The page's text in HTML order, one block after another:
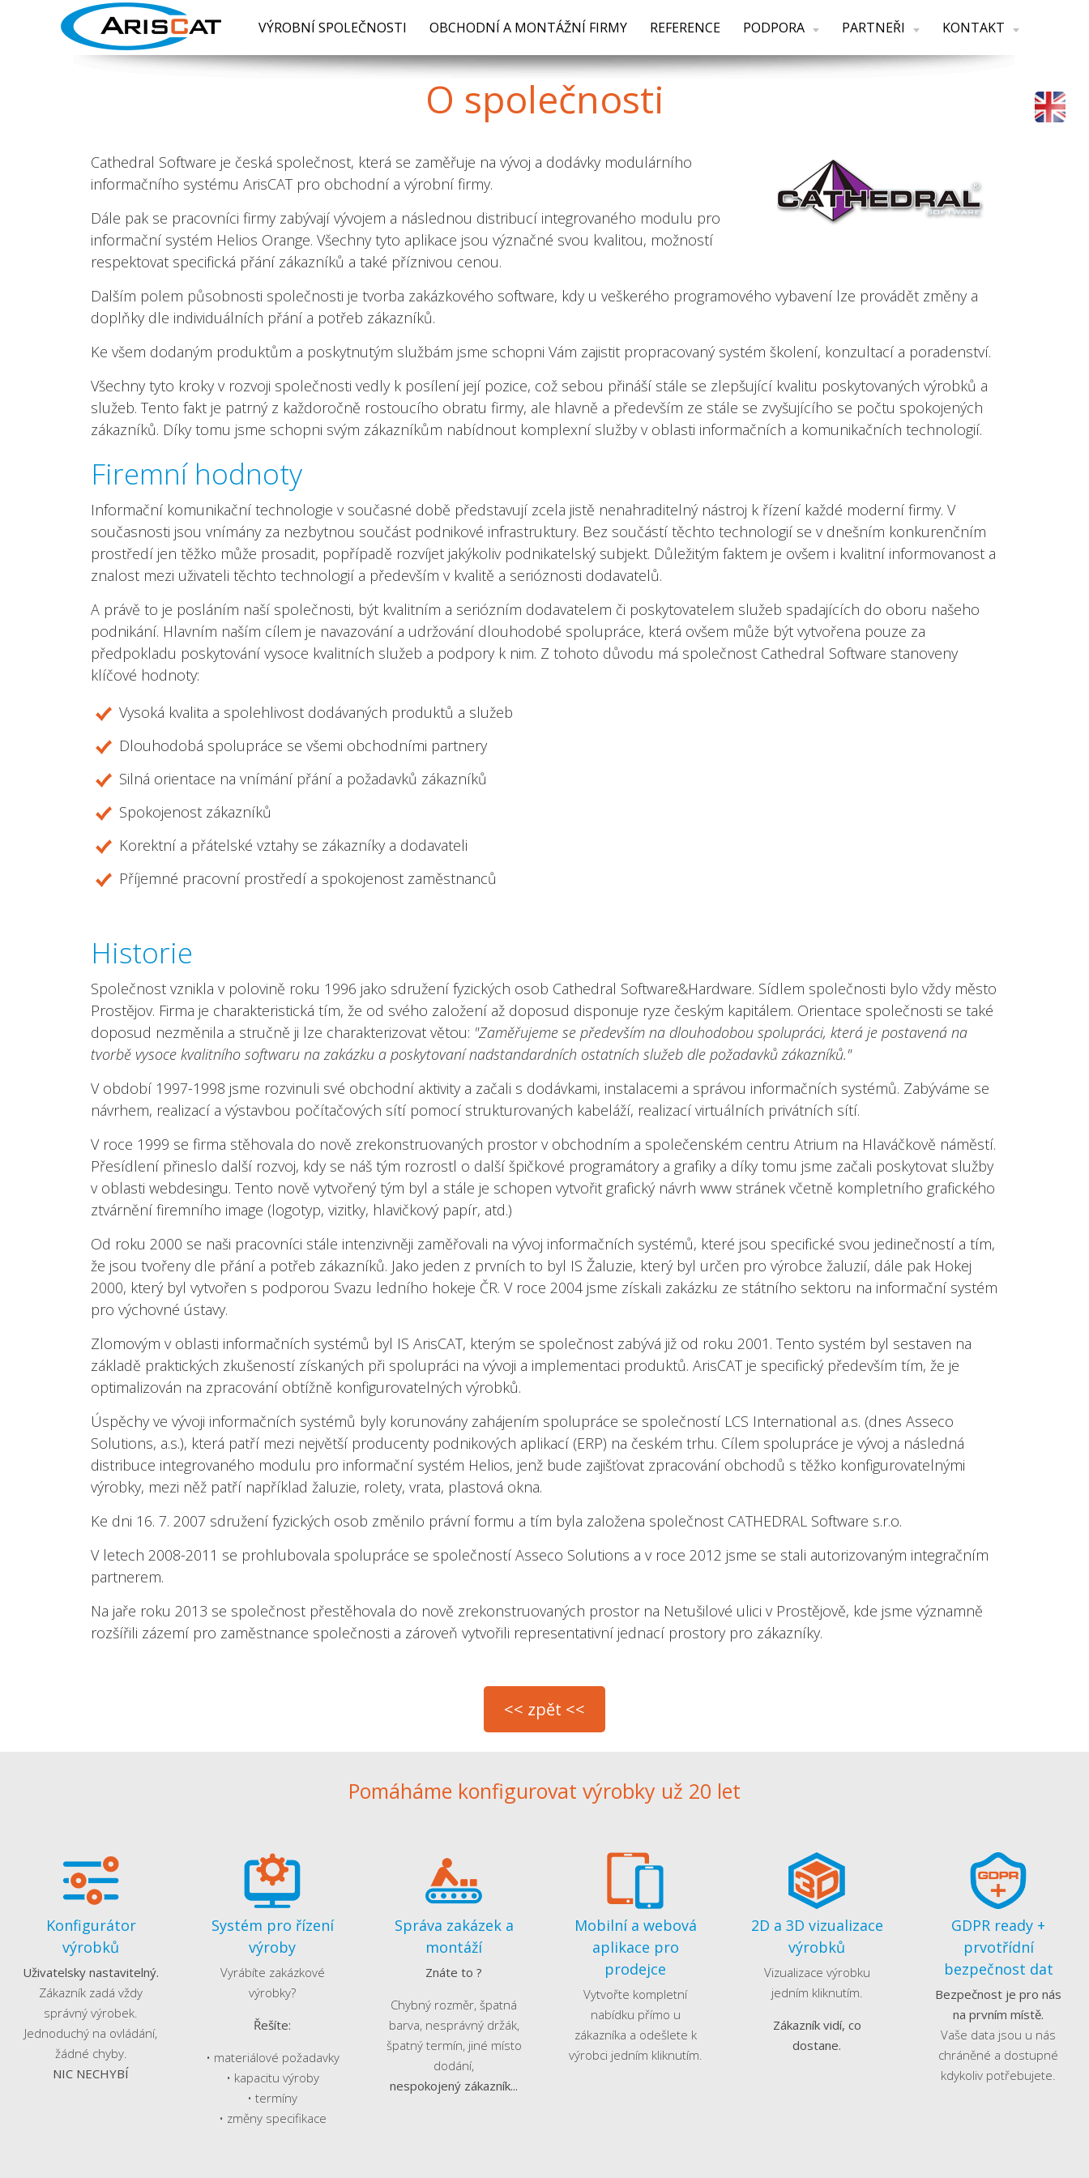
VÝROBNÍ SPOLEČNOSTI OBCHODNÍ A MONTÁŽNÍ FIRMY REFERENCE PODPORA PARTNEŘI KONTAKT
O společnosti
Cathedral Software je česká společnost, která se zaměřuje na vývoj a dodávky modulárního
informačního systému ArisCAT pro obchodní a výrobní firmy.
Dále pak se pracovníci firmy zabývají vývojem a následnou distribucí integrovaného modulu pro
informační systém Helios Orange. Všechny tyto aplikace jsou význačné svou kvalitou, možností
respektovat specifická přání zákazníků a také příznivou cenou.
Dalším polem působnosti společnosti je tvorba zakázkového software, kdy u veškerého programového vybavení lze provádět změny a
doplňky dle individuálních přání a potřeb zákazníků.
Ke všem dodaným produktům a poskytnutým službám jsme schopni Vám zajistit propracovaný systém školení, konzultací a poradenství.
Všechny tyto kroky v rozvoji společnosti vedly k posílení její pozice, což sebou přináší stále se zlepšující kvalitu poskytovaných výrobků a
služeb. Tento fakt je patrný z každoročně rostoucího obratu firmy, ale hlavně a především ze stále se zvyšujícího se počtu spokojených
zákazníků. Díky tomu jsme schopni svým zákazníkům nabídnout komplexní služby v oblasti informačních a komunikačních technologií.
Firemní hodnoty
Informační komunikační technologie v současné době představují zcela jistě nenahraditelný nástroj k řízení každé moderní firmy. V
současnosti jsou vnímány za nezbytnou součást podnikové infrastruktury. Bez součástí těchto technologií se v dnešním konkurenčním
prostředí jen těžko může prosadit, popřípadě rozvíjet jakýkoliv podnikatelský subjekt. Důležitým faktem je ovšem i kvalitní informovanost a
znalost mezi uživateli těchto technologií a především v kvalitě a serióznosti dodavatelů.
A právě to je posláním naší společnosti, být kvalitním a seriózním dodavatelem či poskytovatelem služeb spadajících do oboru našeho
podnikání. Hlavním naším cílem je navazování a udržování dlouhodobé spolupráce, která ovšem může být vytvořena pouze za
předpokladu poskytování vysoce kvalitních služeb a podpory k nim. Z tohoto důvodu má společnost Cathedral Software stanoveny
klíčové hodnoty:
Vysoká kvalita a spolehlivost dodávaných produktů a služeb
Dlouhodobá spolupráce se všemi obchodními partnery
Silná orientace na vnímání přání a požadavků zákazníků
Spokojenost zákazníků
Korektní a přátelské vztahy se zákazníky a dodavateli
Příjemné pracovní prostředí a spokojenost zaměstnanců
Historie
Společnost vznikla v polovině roku 1996 jako sdružení fyzických osob Cathedral Software&Hardware. Sídlem společnosti bylo vždy město
Prostějov. Firma je charakteristická tím, že od svého založení až doposud disponuje ryze českým kapitálem. Orientace společnosti se také
doposud nezměnila a stručně ji lze charakterizovat větou: "Zaměřujeme se především na dlouhodobou spolupráci, která je postavená na
tvorbě vysoce kvalitního softwaru na zakázku a poskytovaní nadstandardních ostatních služeb dle požadavků zákazníků."
V období 1997-1998 jsme rozvinuli své obchodní aktivity a začali s dodávkami, instalacemi a správou informačních systémů. Zabýváme se
návrhem, realizací a výstavbou počítačových sítí pomocí strukturovaných kabeláží, realizací virtuálních privátních sítí.
V roce 1999 se firma stěhovala do nově zrekonstruovaných prostor v obchodním a společenském centru Atrium na Hlaváčkově náměstí.
Přesídlení přineslo další rozvoj, kdy se náš tým rozrostl o další špičkové programátory a grafiky a díky tomu jsme začali poskytovat služby
v oblasti webdesingu. Tento nově vytvořený tým byl a stále je schopen vytvořit grafický návrh www stránek včetně kompletního grafického
ztvárnění firemního image (logotyp, vizitky, hlavičkový papír, atd.)
Od roku 2000 se naši pracovníci stále intenzivněji zaměřovali na vývoj informačních systémů, které jsou specifické svou jedinečností a tím,
že jsou tvořeny dle přání a potřeb zákazníků. Jako jeden z prvních to byl IS Žaluzie, který byl určen pro výrobce žaluzií, dále pak Hokej
2000, který byl vytvořen s podporou Svazu ledního hokeje ČR. V roce 2004 jsme získali zakázku ze státního sektoru na informační systém
pro výchovné ústavy.
Zlomovým v oblasti informačních systémů byl IS ArisCAT, kterým se společnost zabývá již od roku 2001. Tento systém byl sestaven na
základě praktických zkušeností získaných při spolupráci na vývoji a implementaci produktů. ArisCAT je specifický především tím, že je
optimalizován na zpracování obtížně konfigurovatelných výrobků.
Úspěchy ve vývoji informačních systémů byly korunovány zahájením spolupráce se společností LCS International a.s. (dnes Asseco
Solutions, a.s.), která patří mezi největší producenty podnikových aplikací (ERP) na českém trhu. Cílem spolupráce je vývoj a následná
distribuce integrovaného modulu pro informační systém Helios, jenž bude zajišťovat zpracování obchodů s těžko konfigurovatelnými
výrobky, mezi něž patří například žaluzie, rolety, vrata, plastová okna.
Ke dni 16. 7. 2007 sdružení fyzických osob změnilo právní formu a tím byla založena společnost CATHEDRAL Software s.r.o.
V letech 2008-2011 se prohlubovala spolupráce se společností Asseco Solutions a v roce 2012 jsme se stali autorizovaným integračním
partnerem.
Na jaře roku 2013 se společnost přestěhovala do nově zrekonstruovaných prostor na Netušilové ulici v Prostějově, kde jsme významně
rozšířili zázemí pro zaměstnance společnosti a zároveň vytvořili representativní jednací prostory pro zákazníky.
Pomáháme konfigurovat výrobky už 20 let
Konfigurátor
výrobků
Uživatelsky nastavitelný.
Zákazník zadá vždy
správný výrobek.
Jednoduchý na ovládání,
žádné chyby.
NIC NECHYBÍ
Systém pro řízení
výroby
Vyrábíte zakázkové
výrobky?
Řešíte:
• materiálové požadavky
• kapacitu výroby
• termíny
• změny specifikace
Správa zakázek a
montáží
Znáte to ?
Chybný rozměr, špatná
barva, nesprávný držák,
špatný termín, jiné místo
dodání,
nespokojený zákazník...
Mobilní a webová
aplikace pro
prodejce
Vytvořte kompletní
nabídku přímo u
zákazníka a odešlete k
výrobci jedním kliknutím.
2D a 3D vizualizace
výrobků
Vizualizace výrobku
jedním kliknutím.
Zákazník vidí, co
dostane.
GDPR ready +
prvotřídní
bezpečnost dat
Bezpečnost je pro nás
na prvním místě.
Vaše data jsou u nás
chráněné a dostupné
kdykoliv potřebujete.